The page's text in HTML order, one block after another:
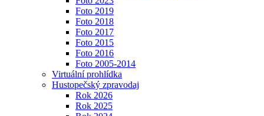
Foto 2019
Foto 2018
Foto 2017
Foto 2015
Foto 2016
Foto 2005-2014
Virtuální prohlídka
Hustopečský zpravodaj
Rok 2026
Rok 2025